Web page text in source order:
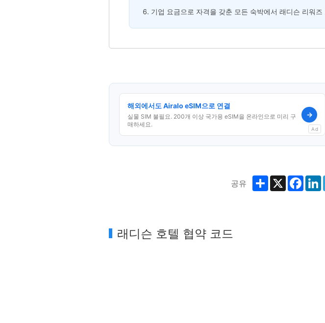
기업 요금으로 자격을 갖춘 모든 숙박에서 래디슨 리워즈
해외에서도 Airalo eSIM으로 연결
실물 SIM 불필요. 200개 이상 국가용 eSIM을 온라인으로 미리 구
매하세요.
→
Ad
공유 ShareX
래디슨 호텔 협약 코드